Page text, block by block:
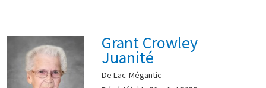
Grant Crowley
Juanité
De Lac-Mégantic